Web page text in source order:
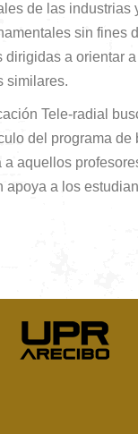
de las
sin fines
a orientar
similares.
Tele-radial
del programa
aquellos
apoya a los